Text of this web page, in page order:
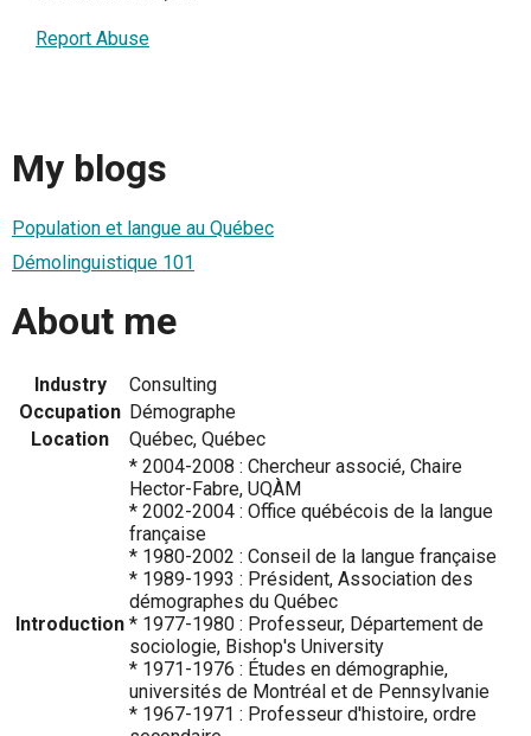
Report Abuse
My blogs
Population et langue au Québec
Démolinguistique 101
About me
Industry
Consulting
Occupation Démographe
Location
Québec, Québec
Introduction
* 2004-2008 : Chercheur associé, Chaire
Hector-Fabre, UQÀM
* 2002-2004 : Office québécois de la langue
française
* 1980-2002 : Conseil de la langue française
* 1989-1993 : Président, Association des
démographes du Québec
* 1977-1980 : Professeur, Département de
sociologie, Bishop's University
* 1971-1976 : Études en démographie,
universités de Montréal et de Pennsylvanie
* 1967-1971 : Professeur d'histoire, ordre